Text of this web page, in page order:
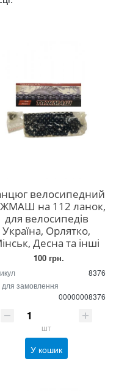
велосипедний
на 112 ланок,
для велосипедів
Україна, Орлятко,
Десна та інші
100 грн.
8376
для замовлення
00000008376
шт
У кошик